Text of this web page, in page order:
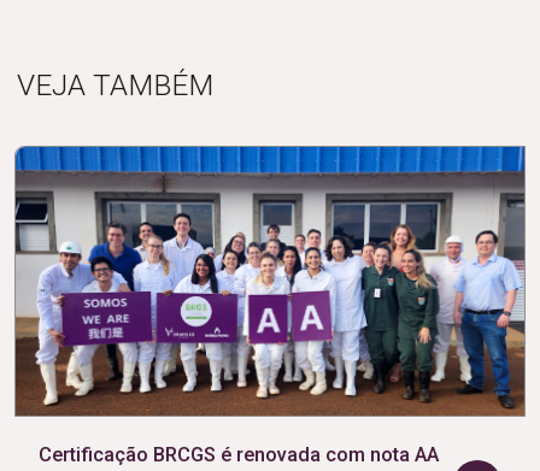
VEJA TAMBÉM
Certificação BRCGS é renovada com nota AA